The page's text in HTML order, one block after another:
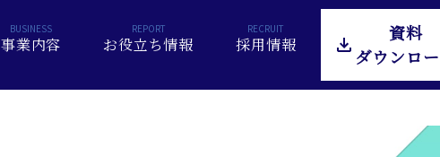
事業内容 お役立ち情報 採用情報
資料
ダウンロ